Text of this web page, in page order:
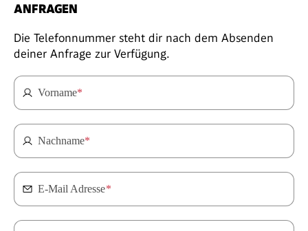
ANFRAGEN
Die Telefonnummer steht dir nach dem Absenden
deiner Anfrage zur Verfügung.
Vorname*
Nachname*
E-Mail Adresse*